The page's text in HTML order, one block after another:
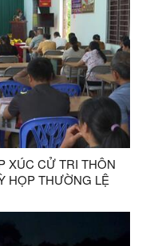
XÚC CỬ TRI THÔN
HỌP THƯỜNG LỆ